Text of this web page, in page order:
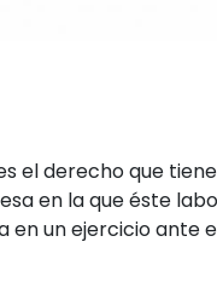
el derecho que
en la que éste
un ejercicio ante